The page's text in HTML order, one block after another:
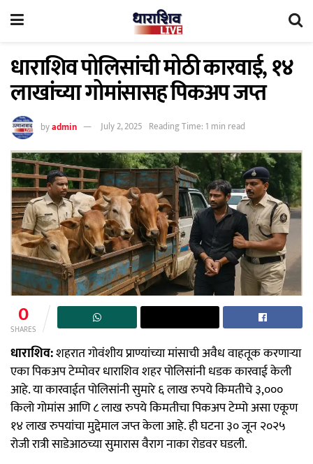
धाराशिव पोलिसांची मोठी कारवाई, १४
लाखांच्या गोमांसासह पिकअप जप्त
byadmin July 2, 2025 Reading Time: 1 min read
0
SHARES
धाराशिव:शहरात गोवंशीय प्राण्यांच्या मांसाची अवैध वाहतूक करणाऱ्या
एका पिकअप टेम्पोवर धाराशिव शहर पोलिसांनी धडक कारवाई केली
आहे. या कारवाईत पोलिसांनी सुमारे ६ लाख रुपये किमतीचे ३,०००
किलो गोमांस आणि ८ लाख रुपये किमतीचा पिकअप टेम्पो असा एकूण
१४ लाख रुपयांचा मुद्देमाल जप्त केला आहे. ही घटना ३० जून २०२५
रोजी रात्री साडेआठच्या सुमारास वैराग नाका रोडवर घडली.